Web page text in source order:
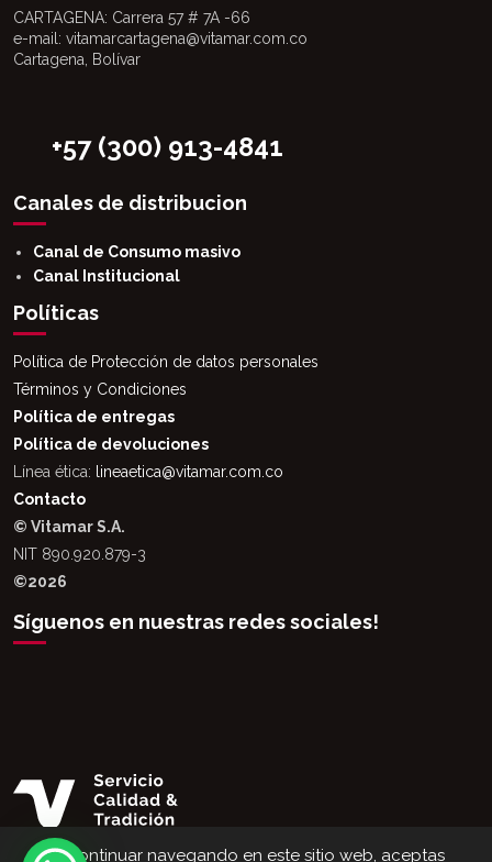
CARTAGENA: Carrera 57 # 7A -66
e-mail: vitamarcartagena@vitamar.com.co
Cartagena, Bolívar
+57 (300) 913-4841
Canales de distribucion
Canal de Consumo masivo
Canal Institucional
Políticas
Política de Protección de datos personales
Términos y Condiciones
Política de entregas
Política de devoluciones
Línea ética:
lineaetica@vitamar.com.co
Contacto
© Vitamar S.A.
NIT 890.920.879-3
©2026
Síguenos en nuestras redes sociales!
Al continuar navegando en este sitio web, aceptas